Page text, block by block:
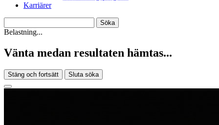
Karriärer
Belastning...
Vänta medan resultaten hämtas...
Stäng och fortsätt Sluta söka